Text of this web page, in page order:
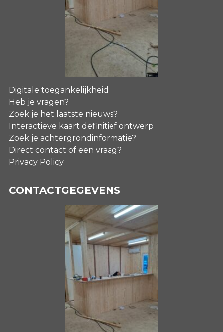
Digitale toegankelijkheid
Heb je vragen?
Zoek je het laatste nieuws?
Interactieve kaart definitief ontwerp
Zoek je achtergrondinformatie?
Direct contact of een vraag?
Privacy Policy
CONTACTGEGEVENS